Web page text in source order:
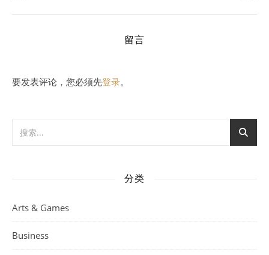
留言
要发表评论，您必须先登录。
分类
Arts & Games
Business